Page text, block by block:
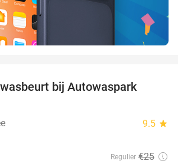
bij Autowaspark
9.5 star
Regulier €25